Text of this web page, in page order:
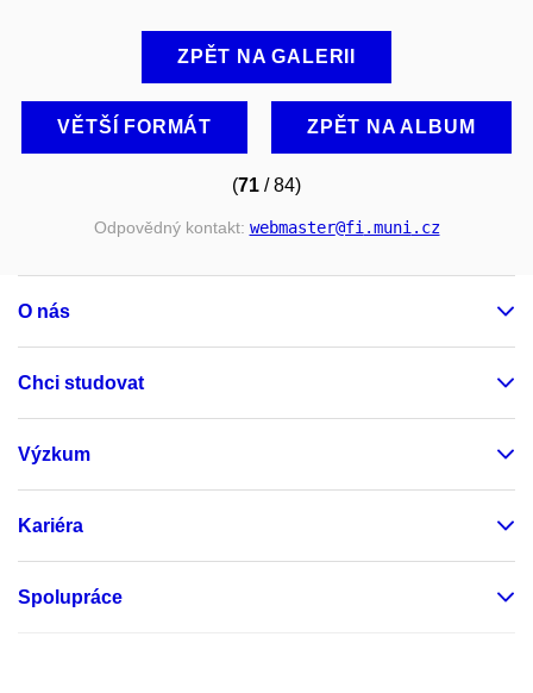
ZPĚT NA GALERII
VĚTŠÍ FORMÁT ZPĚT NA ALBUM
(71 / 84)
Odpovědný kontakt: webmaster@fi.muni.cz
O nás
Chci studovat
Výzkum
Kariéra
Spolupráce